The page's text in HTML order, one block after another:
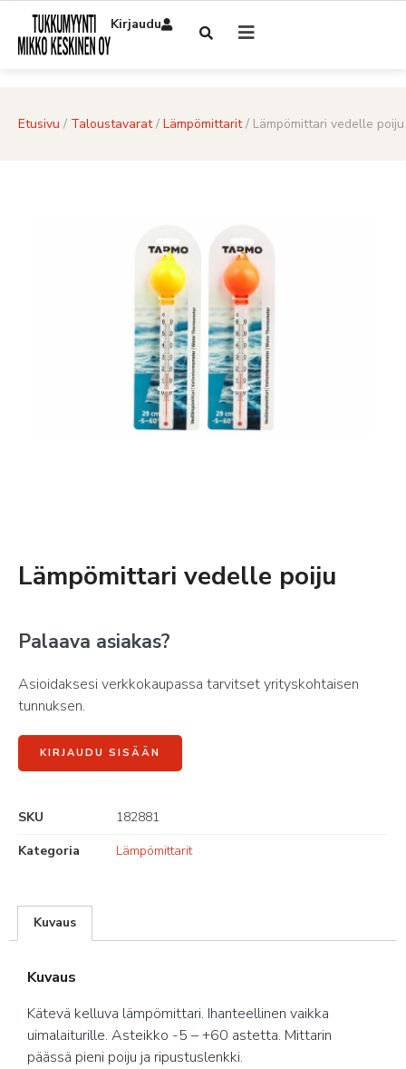
Kirjaudu
Etusivu / Taloustavarat/ Lämpömittarit/ Lämpömittari vedelle poiju
Lämpömittari vedelle poiju
Palaava asiakas?
Asioidaksesi verkkokaupassa tarvitset yrityskohtaisen
tunnuksen.
KIRJAUDU SISÄÄN
SKU
182881
Kategoria
Lämpömittarit
Kuvaus
Kuvaus
Kätevä kelluva lämpömittari. Ihanteellinen vaikka
uimalaiturille. Asteikko -5 – +60 astetta. Mittarin
päässä pieni poiju ja ripustuslenkki.